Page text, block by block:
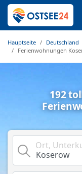
Hauptseite Deutschland
Ferienwohnungen
192
Ort,